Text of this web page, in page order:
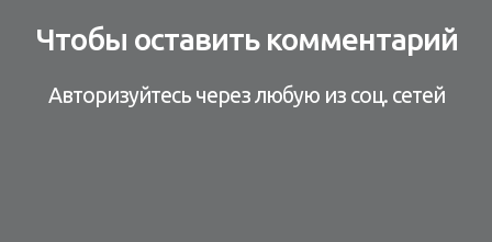
Чтобы оставить комментарий
Авторизуйтесь через любую из соц. сетей